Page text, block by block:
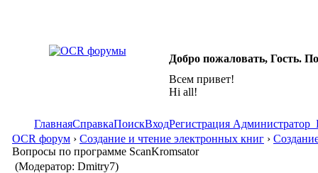
Добро пожаловать, Гость.
Всем привет!
Hi all!
ГлавнаяСправкаПоискВходРегистрация Администратор
OCR форум › Создание и чтение электронных книг ›
Вопросы по программе ScanKromsator
(Модератор: Dmitry7)